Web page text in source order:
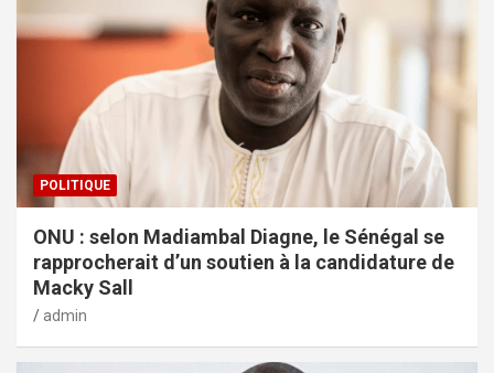
POLITIQUE
ONU : selon Madiambal Diagne, le Sénégal se
rapprocherait d’un soutien à la candidature de
Macky Sall
admin